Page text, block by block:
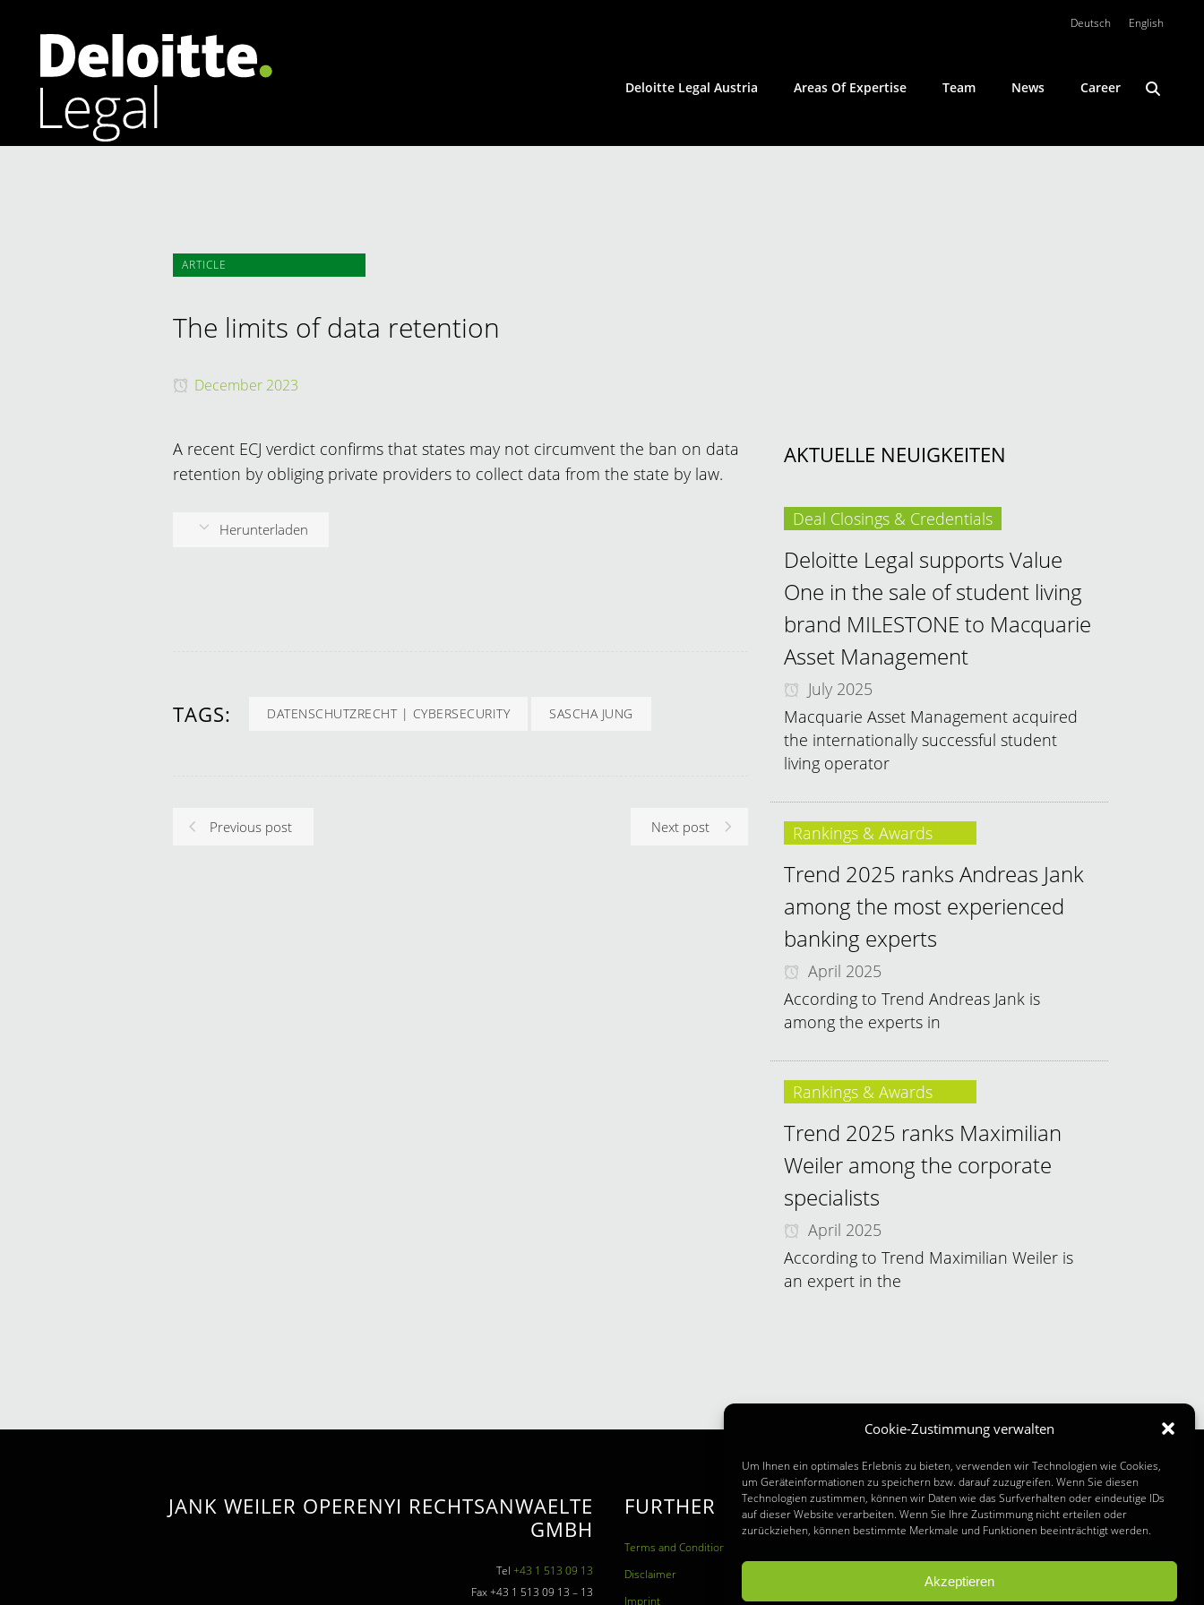
Cookie-Zustimmung verwalten
Um Ihnen ein optimales Erlebnis zu bieten, verwenden wir Technologien wie Cookies,
um Geräteinformationen zu speichern bzw. darauf zuzugreifen. Wenn Sie diesen
Technologien zustimmen, können wir Daten wie das Surfverhalten oder eindeutige IDs
auf dieser Website verarbeiten. Wenn Sie Ihre Zustimmung nicht erteilen oder
zurückziehen, können bestimmte Merkmale und Funktionen beeinträchtigt werden.
Akzeptieren
Deutsch English
Deloitte Legal Austria Areas Of Expertise
Data Protection Law | Cybersecurity
Team News Career
ARTICLE
The limits of data retention
December 2023
A recent ECJ verdict confirms that states may not circumvent the ban on data
retention by obliging private providers to collect data from the state by law.
Herunterladen
TAGS: DATENSCHUTZRECHT | CYBERSECURITY SASCHA JUNG
Previous post Next post
AKTUELLE NEUIGKEITEN
Deal Closings & Credentials
Deloitte Legal supports Value
One in the sale of student living
brand MILESTONE to Macquarie
Asset Management
July 2025
Macquarie Asset Management acquired
the internationally successful student
living operator
Rankings & Awards
Trend 2025 ranks Andreas Jank
among the most experienced
banking experts
April 2025
According to Trend Andreas Jank is
among the experts in
Rankings & Awards
Trend 2025 ranks Maximilian
Weiler among the corporate
specialists
April 2025
According to Trend Maximilian Weiler is
an expert in the
JANK WEILER OPERENYI RECHTSANWAELTE
GMBH
Tel +43 1 513 09 13
Fax +43 1 513 09 13 – 13
FURTHER INFORMATIONS
Terms and Conditions
Disclaimer
Imprint